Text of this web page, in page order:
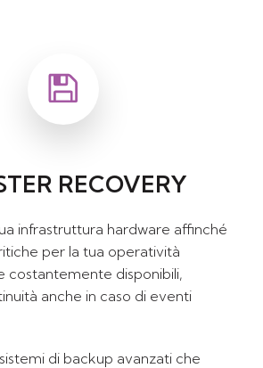
RECOVERY
infrastruttura hardware affinché
per la tua operatività
costantemente disponibili,
anche in caso di eventi
di backup avanzati che